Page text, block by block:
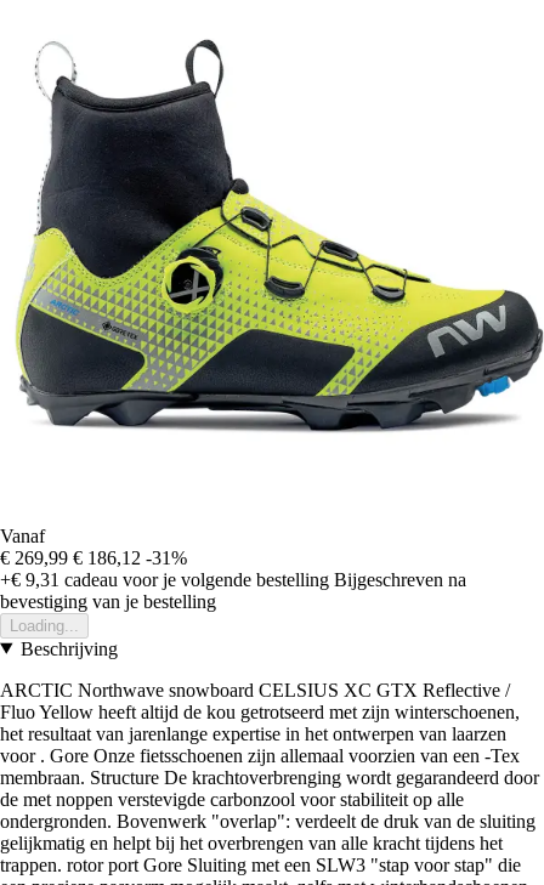
Vanaf
€ 269,99 € 186,12 -31%
+€ 9,31 cadeau voor je volgende bestelling Bijgeschreven na
bevestiging van je bestelling
Loading...
Beschrijving
ARCTIC Northwave snowboard CELSIUS XC GTX Reflective /
Fluo Yellow heeft altijd de kou getrotseerd met zijn winterschoenen,
het resultaat van jarenlange expertise in het ontwerpen van laarzen
voor . Gore Onze fietsschoenen zijn allemaal voorzien van een -Tex
membraan. Structure De krachtoverbrenging wordt gegarandeerd door
de met noppen verstevigde carbonzool voor stabiliteit op alle
ondergronden. Bovenwerk "overlap": verdeelt de druk van de sluiting
gelijkmatig en helpt bij het overbrengen van alle kracht tijdens het
trappen. rotor port Gore Sluiting met een SLW3 "stap voor stap" die